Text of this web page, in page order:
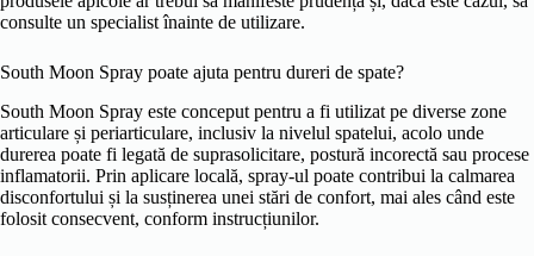
consulte un specialist înainte de utilizare.
South Moon Spray poate ajuta pentru dureri de spate?
South Moon Spray este conceput pentru a fi utilizat pe diverse zone
articulare și periarticulare, inclusiv la nivelul spatelui, acolo unde
durerea poate fi legată de suprasolicitare, postură incorectă sau procese
inflamatorii. Prin aplicare locală, spray-ul poate contribui la calmarea
disconfortului și la susținerea unei stări de confort, mai ales când este
folosit consecvent, conform instrucțiunilor.